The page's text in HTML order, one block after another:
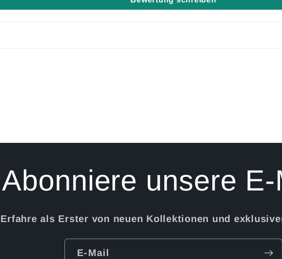
Abonniere unsere
Erfahre als Erster von neuen Kollektionen und
E-Mail